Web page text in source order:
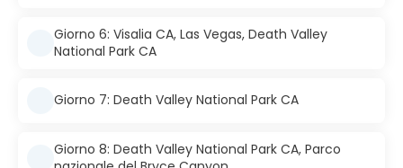
Giorno 6: Visalia CA, Las Vegas, Death Valley
National Park CA
Giorno 7: Death Valley National Park CA
Giorno 8: Death Valley National Park CA, Parco